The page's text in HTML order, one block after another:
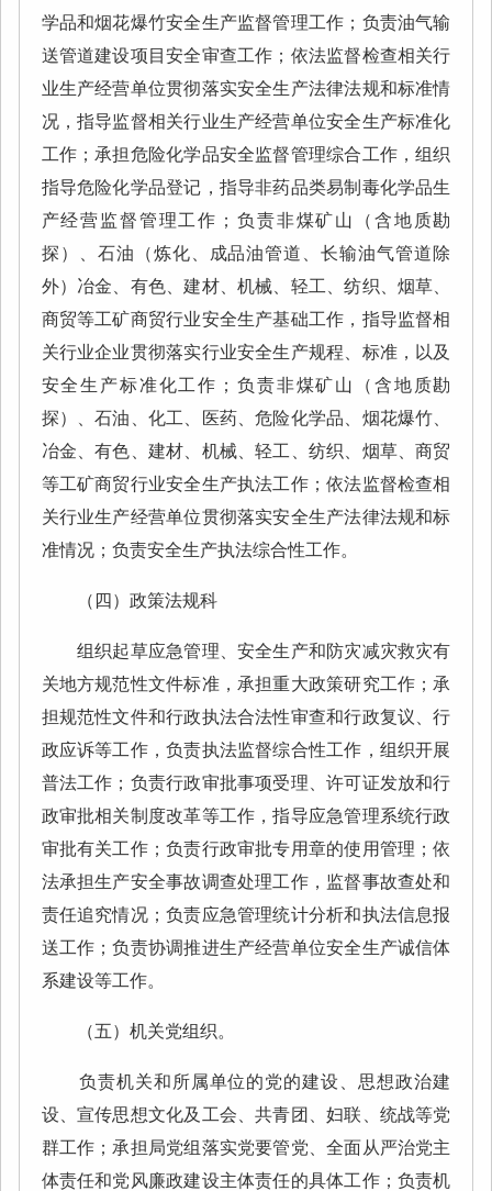
学品和烟花爆竹安全生产监督管理工作；负责油气输
送管道建设项目安全审查工作；依法监督检查相关行
业生产经营单位贯彻落实安全生产法律法规和标准情
况，指导监督相关行业生产经营单位安全生产标准化
工作；承担危险化学品安全监督管理综合工作，组织
指导危险化学品登记，指导非药品类易制毒化学品生
产经营监督管理工作；负责非煤矿山（含地质勘
探）、石油（炼化、成品油管道、长输油气管道除
外）冶金、有色、建材、机械、轻工、纺织、烟草、
商贸等工矿商贸行业安全生产基础工作，指导监督相
关行业企业贯彻落实行业安全生产规程、标准，以及
安全生产标准化工作；负责非煤矿山（含地质勘
探）、石油、化工、医药、危险化学品、烟花爆竹、
冶金、有色、建材、机械、轻工、纺织、烟草、商贸
等工矿商贸行业安全生产执法工作；依法监督检查相
关行业生产经营单位贯彻落实安全生产法律法规和标
准情况；负责安全生产执法综合性工作。
（四）政策法规科
组织起草应急管理、安全生产和防灾减灾救灾有
关地方规范性文件标准，承担重大政策研究工作；承
担规范性文件和行政执法合法性审查和行政复议、行
政应诉等工作，负责执法监督综合性工作，组织开展
普法工作；负责行政审批事项受理、许可证发放和行
政审批相关制度改革等工作，指导应急管理系统行政
审批有关工作；负责行政审批专用章的使用管理；依
法承担生产安全事故调查处理工作，监督事故查处和
责任追究情况；负责应急管理统计分析和执法信息报
送工作；负责协调推进生产经营单位安全生产诚信体
系建设等工作。
（五）机关党组织。
负责机关和所属单位的党的建设、思想政治建
设、宣传思想文化及工会、共青团、妇联、统战等党
群工作；承担局党组落实党要管党、全面从严治党主
体责任和党风廉政建设主体责任的具体工作；负责机